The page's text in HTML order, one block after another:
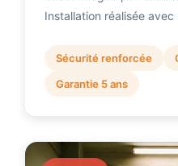
Installation réalisée
Sécurité renforcée
Garantie 5 ans